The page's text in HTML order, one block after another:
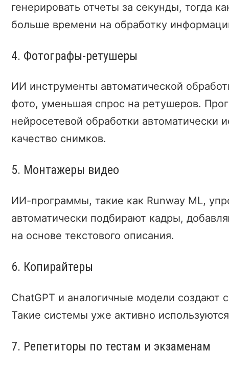
генерировать отчеты за секунды, тогда
больше времени на обработку
4. Фотографы-ретушеры
ИИ инструменты автоматической
фото, уменьшая спрос на ретушеров.
нейросетевой обработки автоматически
качество снимков.
5. Монтажеры видео
ИИ-программы, такие как Runway ML,
автоматически подбирают кадры,
на основе текстового описания.
6. Копирайтеры
ChatGPT и аналогичные модели создают
Такие системы уже активно
7. Репетиторы по тестам и экзаменам